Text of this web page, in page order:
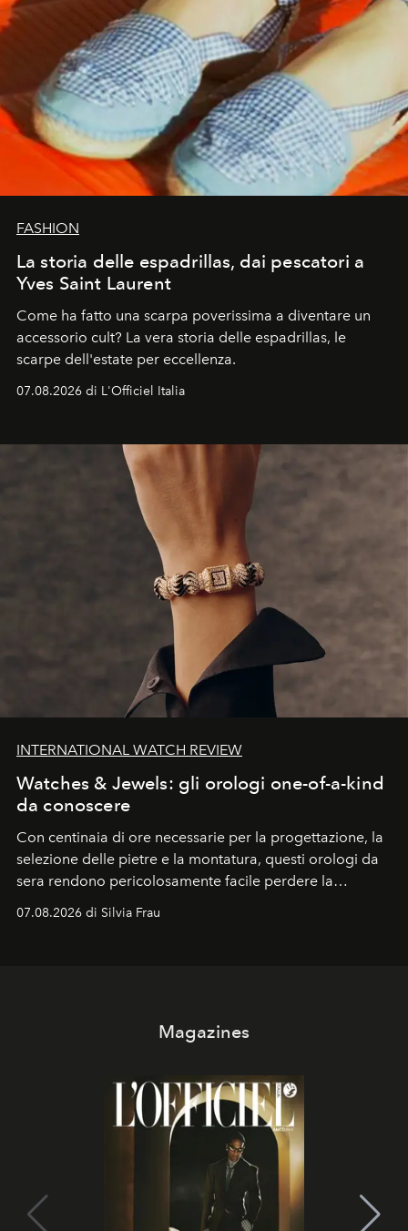
FASHION
La storia delle espadrillas, dai pescatori a
Yves Saint Laurent
Come ha fatto una scarpa poverissima a diventare un
accessorio cult? La vera storia delle espadrillas, le
scarpe dell'estate per eccellenza.
07.08.2026 di L'Officiel Italia
INTERNATIONAL WATCH REVIEW
Watches & Jewels: gli orologi one-of-a-kind
da conoscere
Con centinaia di ore necessarie per la progettazione, la
selezione delle pietre e la montatura, questi orologi da
sera rendono pericolosamente facile perdere la
07.08.2026 di Silvia Frau
Magazines